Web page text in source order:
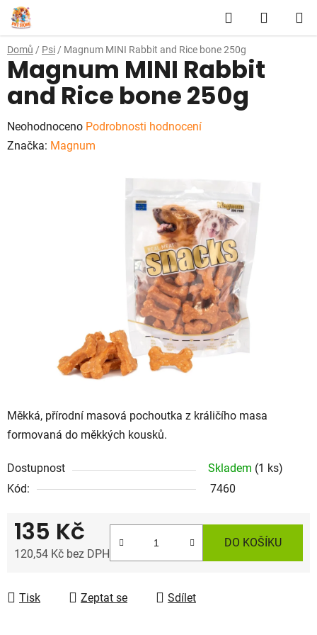
Přejít
na
obsah
Hledat
KOŠÍK
Domů / Psi / Magnum MINI Rabbit and Rice bone 250g
Měkká, přírodní masová pochoutka z králičího masa
formovaná do měkkých kousků.
Dostupnost Skladem (1 ks)
Kód:
7460
135 Kč
120,54 Kč bez DPH
DO KOŠÍKU
Tisk Zeptat se Sdílet
Magnum MINI Rabbit
and Rice bone 250g
Průměrné
hodnocení
Neohodnoceno Podrobnosti hodnocení
Značka: Magnum